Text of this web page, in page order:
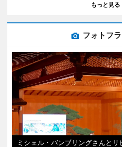
もっと見る
フォトフ
ミシェル・バンブリングさんと